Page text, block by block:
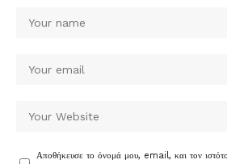
Αποθήκευσε το όνομά μου, email, και τον